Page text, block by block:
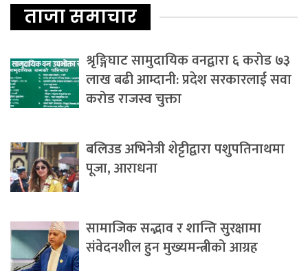
ताजा समाचार
श्रृङ्गिघाट सामुदायिक वनद्वारा ६ करोड ७३
लाख बढी आम्दानी: प्रदेश सरकारलाई सवा
करोड राजस्व चुक्ता
बलिउड अभिनेत्री शेट्टीद्वारा पशुपतिनाथमा
पूजा, आराधना
सामाजिक सद्भाव र शान्ति सुरक्षामा
संवेदनशील हुन मुख्यमन्त्रीको आग्रह